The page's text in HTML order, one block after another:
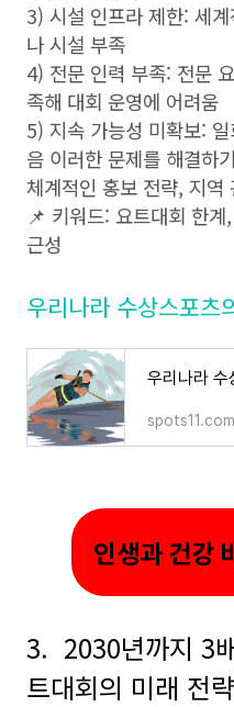
3) 시설 인프라 제한: 세
나 시설 부족
4) 전문 인력 부족: 전문
족해 대회 운영에 어려움
5) 지속 가능성 미확보:
음 이러한 문제를 해결하
체계적인 홍보 전략, 지역
📌 키워드: 요트대회 한
근성
우리나라 수상스포츠
우리나라 수
spots11.com
인생과 건강
3. 2030년까지 3
트대회의 미래 전략